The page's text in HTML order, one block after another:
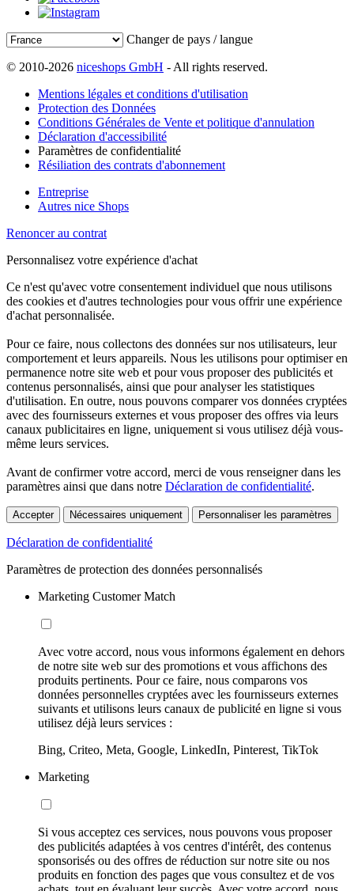
Changer de pays / langue
© 2010-2026 niceshops GmbH - All rights reserved.
Mentions légales et conditions d'utilisation
Protection des Données
Conditions Générales de Vente et politique d'annulation
Déclaration d'accessibilité
Paramètres de confidentialité
Résiliation des contrats d'abonnement
Entreprise
Autres nice Shops
Renoncer au contrat
Personnalisez votre expérience d'achat
Ce n'est qu'avec votre consentement individuel que nous utilisons
des cookies et d'autres technologies pour vous offrir une expérience
d'achat personnalisée.
Pour ce faire, nous collectons des données sur nos utilisateurs, leur
comportement et leurs appareils. Nous les utilisons pour optimiser en
permanence notre site web et pour vous proposer des publicités et
contenus personnalisés, ainsi que pour analyser les statistiques
d'utilisation. En outre, nous pouvons comparer vos données cryptées
avec des fournisseurs externes et vous proposer des offres via leurs
canaux publicitaires en ligne, uniquement si vous utilisez déjà vous-
même leurs services.
Avant de confirmer votre accord, merci de vous renseigner dans les
paramètres ainsi que dans notre Déclaration de confidentialité.
Accepter Nécessaires uniquement Personnaliser les paramètres
Déclaration de confidentialité
Paramètres de protection des données personnalisés
Marketing Customer Match
Avec votre accord, nous vous informons également en dehors
de notre site web sur des promotions et vous affichons des
produits pertinents. Pour ce faire, nous comparons vos
données personnelles cryptées avec les fournisseurs externes
suivants et utilisons leurs canaux de publicité en ligne si vous
utilisez déjà leurs services :
Bing, Criteo, Meta, Google, LinkedIn, Pinterest, TikTok
Marketing
Si vous acceptez ces services, nous pouvons vous proposer
des publicités adaptées à vos centres d'intérêt, des contenus
sponsorisés ou des offres de réduction sur notre site ou nos
produits en fonction des pages que vous consultez et de vos